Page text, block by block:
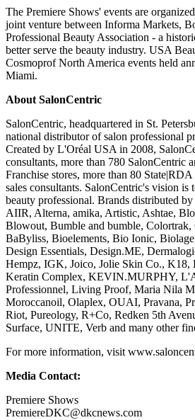
The Premiere Shows' events are
joint venture between Informa Markets,
Professional Beauty Association - a
better serve the beauty industry. USA
Cosmoprof North America events held
Miami.
About SalonCentric
SalonCentric, headquartered in St.
national distributor of salon professional
Created by L'Oréal USA in 2008,
consultants, more than 780 SalonCentric
Franchise stores, more than 80
sales consultants. SalonCentric's vision
beauty professional. Brands distributed
AIIR, Alterna, amika, Artistic, Ashtae,
Blowout, Bumble and bumble, Colortrak,
BaByliss, Bioelements, Bio Ionic,
Design Essentials, Design.ME,
Hempz, IGK, Joico, Jolie Skin Co., K18,
Keratin Complex, KEVIN.MURPHY,
Professionnel, Living Proof, Maria Nila
Moroccanoil, Olaplex, OUAI, Pravana,
Riot, Pureology, R+Co, Redken 5th
Surface, UNITE, Verb and many other
For more information, visit
Media Contact:
Premiere Shows
PremiereDKC@dkcnews.com